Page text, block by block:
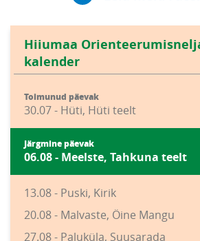
Hiiumaa
kalender
Toimunud päevak
30.07 - Hüti, Hüti teelt
Järgmine päevak
06.08 - Meelste, Tahkuna teelt
13.08 - Puski, Kirik
20.08 - Malvaste, Öine Mangu
27.08 - Paluküla, Suusarada